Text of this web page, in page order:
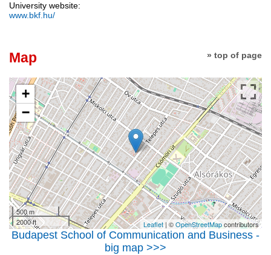
University website:
www.bkf.hu/
» top of page
Map
+
−
500 m
2000 ft
Leaflet | ©OpenStreetMapcontributors
Budapest School of Communication and Business -
big map >>>